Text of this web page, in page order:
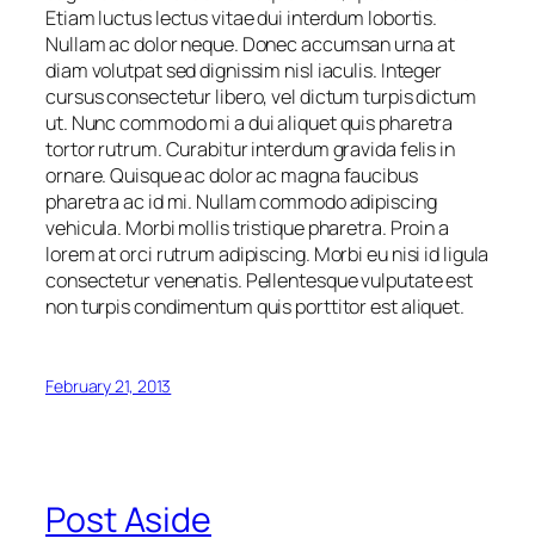
Etiam luctus lectus vitae dui interdum lobortis.
Nullam ac dolor neque. Donec accumsan urna at
diam volutpat sed dignissim nisl iaculis. Integer
cursus consectetur libero, vel dictum turpis dictum
ut. Nunc commodo mi a dui aliquet quis pharetra
tortor rutrum. Curabitur interdum gravida felis in
ornare. Quisque ac dolor ac magna faucibus
pharetra ac id mi. Nullam commodo adipiscing
vehicula. Morbi mollis tristique pharetra. Proin a
lorem at orci rutrum adipiscing. Morbi eu nisi id ligula
consectetur venenatis. Pellentesque vulputate est
non turpis condimentum quis porttitor est aliquet.
February 21, 2013
Post Aside